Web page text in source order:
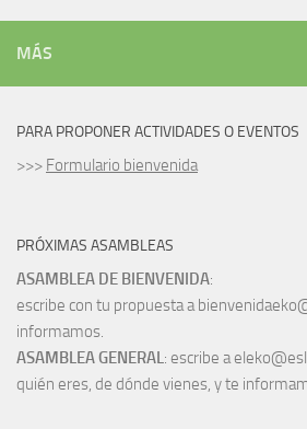
MÁS
PARA PROPONER ACTIVIDADES O EVENTOS
>>> Formulario bienvenida
PRÓXIMAS ASAMBLEAS
ASAMBLEA DE BIENVENIDA:
escribe con tu propuesta a
informamos.
ASAMBLEA GENERAL: escribe a
quién eres, de dónde vienes, y te